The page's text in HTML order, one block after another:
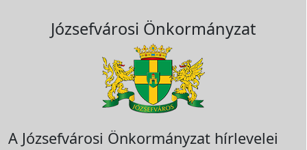
Józsefvárosi Önkormányzat
A Józsefvárosi Önkormányzat hírlevelei